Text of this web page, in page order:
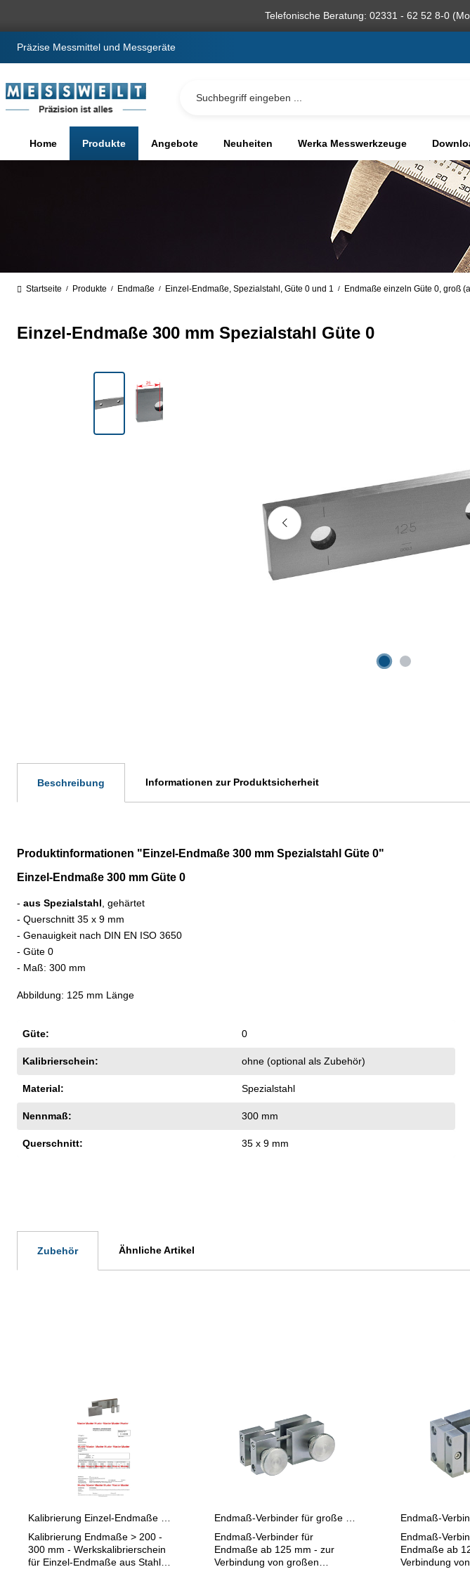
Telefonische Beratung: 02331 - 62 52 8-0
Präzise Messmittel und Messgeräte
Home Produkte Angebote Neuheiten Werka Messwerkzeuge
Startseite / Produkte / Endmaße / Einzel-Endmaße, Spezialstahl, Güte 0 und 1 / Endmaße einzeln Güte 0, groß
Einzel-Endmaße 300 mm Spezialstahl Güte 0
Bildergalerie überspringen
Beschreibung Informationen zur Produktsicherheit
Produktinformationen "Einzel-Endmaße 300 mm Spezialstahl Güte 0"
Einzel-Endmaße 300 mm Güte 0
- aus Spezialstahl , gehärtet
- Querschnitt 35 x 9 mm
- Genauigkeit nach DIN EN ISO 3650
- Güte 0
- Maß: 300 mm
Abbildung: 125 mm Länge
Güte: 0
Kalibrierschein: ohne (optional als Zubehör)
Material: Spezialstahl
Nennmaß: 300 mm
Querschnitt: 35 x 9 mm
Zubehör Ähnliche Artikel
Kalibrierung Endmaße > 200 -
300 mm - Werkskalibrierschein
für Einzel-Endmaße aus Stahl
Endmaß-Verbinder für
Endmaße ab 125 mm - zur
Verbindung von großen
Endmaß-
Endmaße ab
Verbindung